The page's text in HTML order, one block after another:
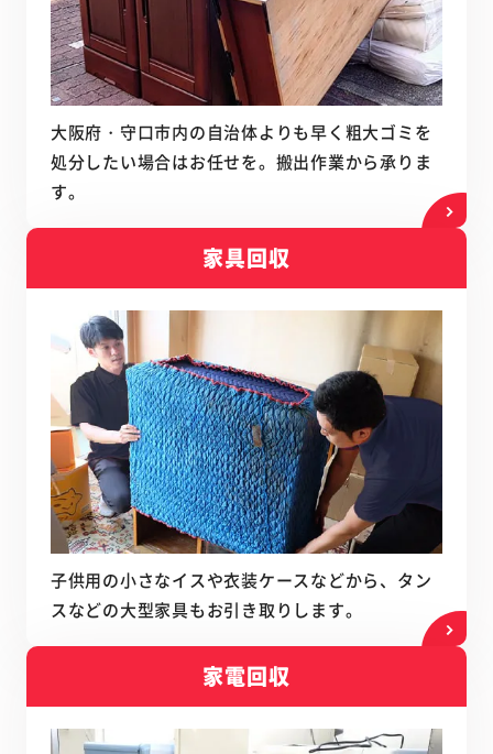
大阪府・守口市内の自治体よりも早く粗大ゴミを
処分したい場合はお任せを。搬出作業から承りま
す。
家具回収
子供用の小さなイスや衣装ケースなどから、タン
スなどの大型家具もお引き取りします。
家電回収